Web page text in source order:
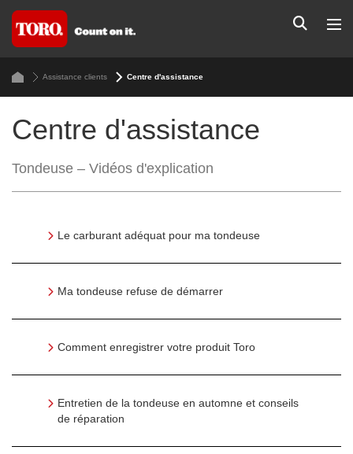
Assistance clients Centre d'assistance
Centre d'assistance
Tondeuse – Vidéos d'explication
Le carburant adéquat pour ma tondeuse
Ma tondeuse refuse de démarrer
Comment enregistrer votre produit Toro
Entretien de la tondeuse en automne et conseils
de réparation